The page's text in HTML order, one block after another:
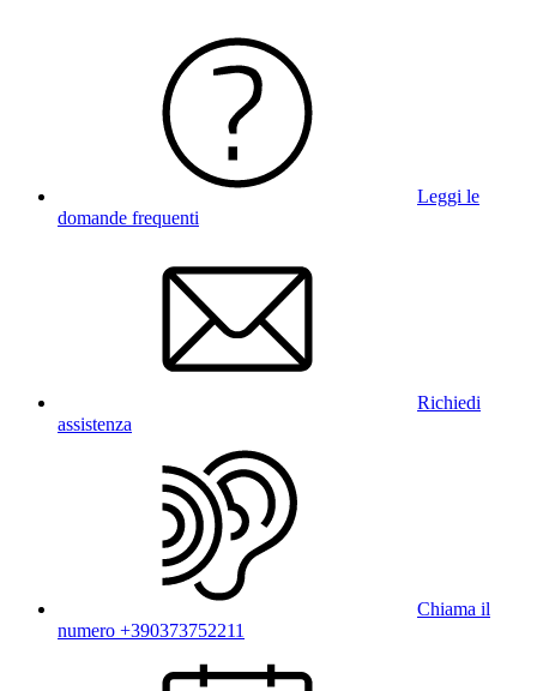
Leggi le
domande frequenti
Richiedi
assistenza
Chiama il
numero +390373752211